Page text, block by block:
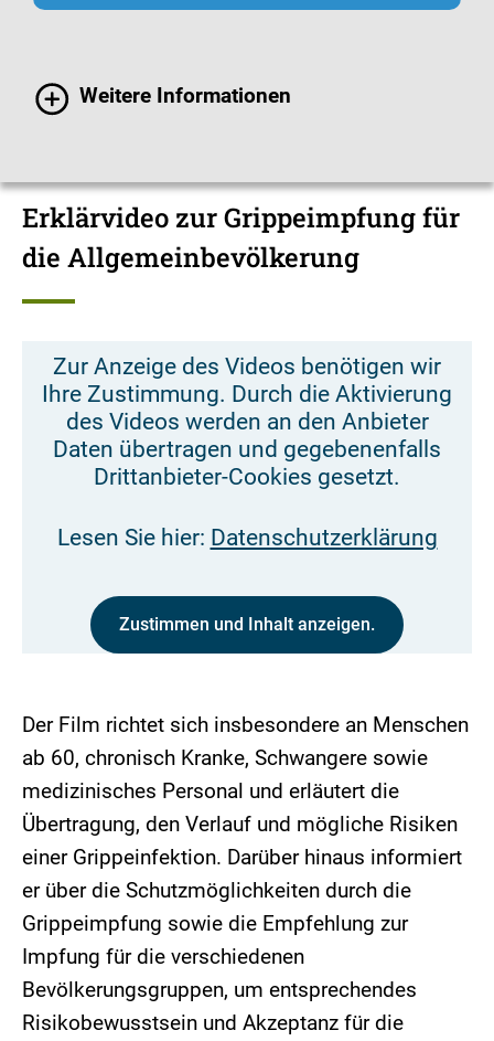
Weitere Informationen
Schwangere, chronisch Kranke sowie
medizinisches Personal.
Erklärvideo zur Grippeimpfung für
die Allgemeinbevölkerung
Zur Anzeige des Videos benötigen wir
Ihre Zustimmung. Durch die Aktivierung
des Videos werden an den Anbieter
Daten übertragen und gegebenenfalls
Drittanbieter-Cookies gesetzt.
Lesen Sie hier: Datenschutzerklärung
Zustimmen und Inhalt anzeigen.
Der Film richtet sich insbesondere an Menschen
ab 60, chronisch Kranke, Schwangere sowie
medizinisches Personal und erläutert die
Übertragung, den Verlauf und mögliche Risiken
einer Grippeinfektion. Darüber hinaus informiert
er über die Schutzmöglichkeiten durch die
Grippeimpfung sowie die Empfehlung zur
Impfung für die verschiedenen
Bevölkerungsgruppen, um entsprechendes
Risikobewusstsein und Akzeptanz für die